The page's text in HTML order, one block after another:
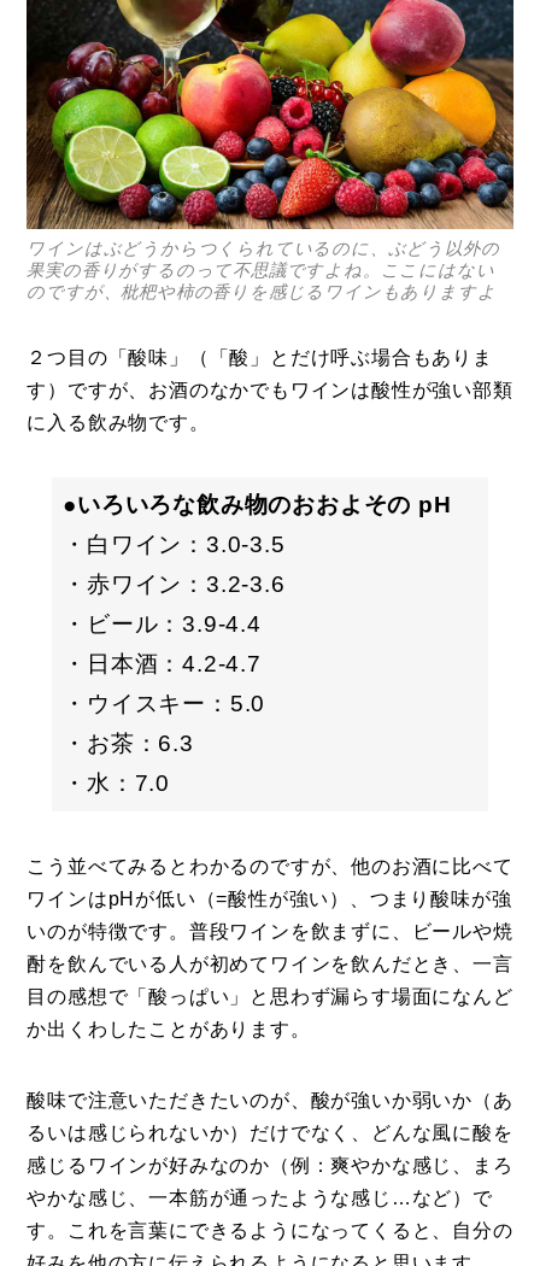
ワインはぶどうからつくられているのに、ぶどう以外の
果実の香りがするのって不思議ですよね。ここにはない
のですが、枇杷や柿の香りを感じるワインもありますよ
２つ目の「酸味」（「酸」とだけ呼ぶ場合もありま
す）ですが、お酒のなかでもワインは酸性が強い部類
に入る飲み物です。
●いろいろな飲み物のおおよその pH
・白ワイン：3.0-3.5
・赤ワイン：3.2-3.6
・ビール：3.9-4.4
・日本酒：4.2-4.7
・ウイスキー：5.0
・お茶：6.3
・水：7.0
こう並べてみるとわかるのですが、他のお酒に比べて
ワインはpHが低い（=酸性が強い）、つまり酸味が強
いのが特徴です。普段ワインを飲まずに、ビールや焼
酎を飲んでいる人が初めてワインを飲んだとき、一言
目の感想で「酸っぱい」と思わず漏らす場面になんど
か出くわしたことがあります。
酸味で注意いただきたいのが、酸が強いか弱いか（あ
るいは感じられないか）だけでなく、どんな風に酸を
感じるワインが好みなのか（例：爽やかな感じ、まろ
やかな感じ、一本筋が通ったような感じ…など）で
す。これを言葉にできるようになってくると、自分の